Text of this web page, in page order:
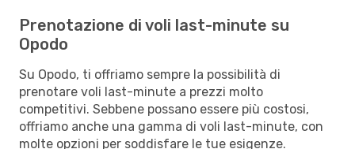
Prenotazione di voli last-minute su
Opodo
Su Opodo, ti offriamo sempre la possibilità di
prenotare voli last-minute a prezzi molto
competitivi. Sebbene possano essere più costosi,
offriamo anche una gamma di voli last-minute, con
molte opzioni per soddisfare le tue esigenze.